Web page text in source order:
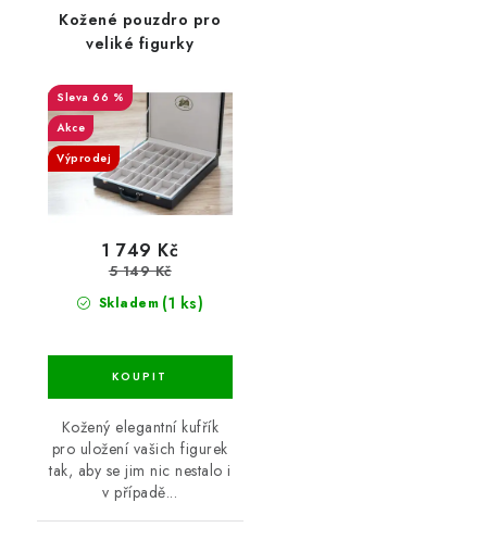
Kožené pouzdro pro
veliké figurky
66 %
Akce
Výprodej
Skladem (1 ks)
1 749 Kč
5 149 Kč
Kožený elegantní kufřík
pro uložení vašich figurek
tak, aby se jim nic nestalo i
v případě...